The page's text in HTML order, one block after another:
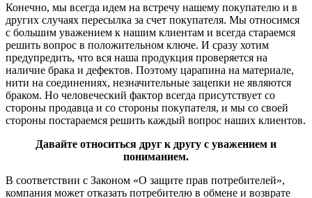
Конечно, мы всегда идем на встречу нашему покупателю и в
других случаях пересылка за счет покупателя. Мы относимся
с большим уважением к нашим клиентам и всегда стараемся
решить вопрос в положительном ключе. И сразу хотим
предупредить, что вся наша продукция проверяется на
наличие брака и дефектов. Поэтому царапина на материале,
нити на соединениях, незначительные зацепки не являются
браком. Но человеческий фактор всегда присутствует со
стороны продавца и со стороны покупателя, и мы со своей
стороны постараемся решить каждый вопрос наших клиентов.
Давайте относиться друг к другу с уважением и
пониманием.
В соответствии с Законом «О защите прав потребителей»,
компания может отказать потребителю в обмене и возврате